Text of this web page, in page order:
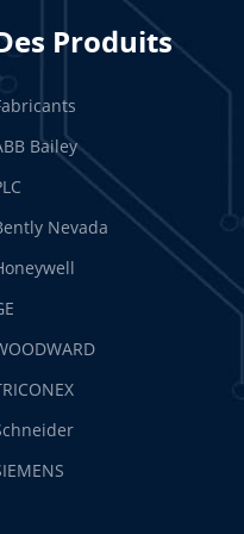
Produits
Bailey
Nevada